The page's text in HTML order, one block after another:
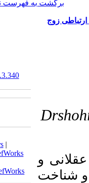
BibTeX
ProCite
Reference Manager
Send citation to:
Mendeley
Zotero